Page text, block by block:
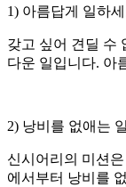
1) 아름답게 일하
갖고 싶어 견딜 수
다운 일입니다. 아
2) 낭비를 없애는
신시어리의 미션
에서부터 낭비를